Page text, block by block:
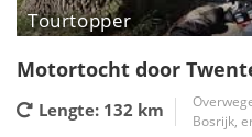
Tourtopper
Motortocht door
Lengte: 132 km
Bosrijk,